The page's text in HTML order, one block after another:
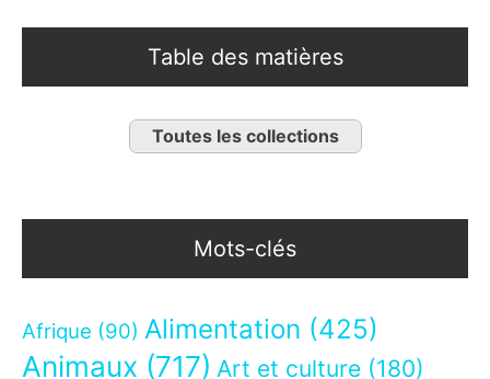
Table des matières
Toutes les collections
Mots-clés
Afrique (90) Alimentation (425)
Animaux (717) Art et culture (180)